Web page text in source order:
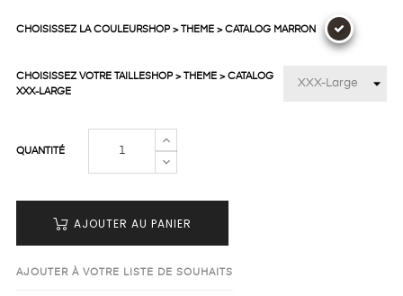
CHOISISSEZ LA COULEURSHOP > THEME > CATALOG MARRON
CHOISISSEZ VOTRE TAILLESHOP > THEME > CATALOG
XXX-LARGE
QUANTITÉ
AJOUTER AU PANIER
AJOUTER À VOTRE LISTE DE SOUHAITS